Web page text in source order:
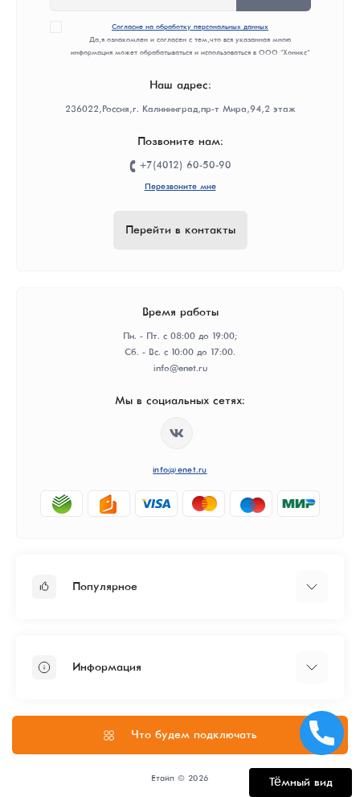
Согласие на обработку персональных данных
Да, я ознакомлен и согласен с тем, что вся указанная мною
информация может обрабатываться и использоваться в ООО "Хоникс"
Наш адрес:
236022, Россия, г. Калининград, пр-т Мира, 94, 2 этаж
Позвоните нам:
+7(4012) 60-50-90
Перезвоните мне
Перейти в контакты
Время работы
Пн. - Пт. с 08:00 до 19:00;
Сб. - Вс. с 10:00 до 17:00.
info@enet.ru
Мы в социальных сетях:
info@enet.ru
Популярное
ЦОД
Информация
Согласие на обработку персональных данных
О нас
Что будем подключать
Етайп © 2026